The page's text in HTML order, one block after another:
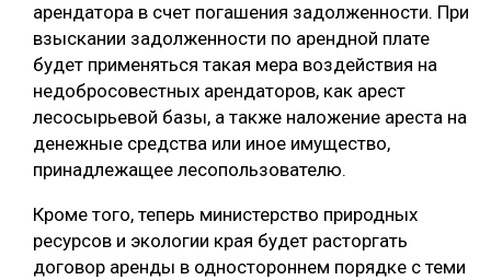
арендатора в счет погашения задолженности. При
взыскании задолженности по арендной плате
будет применяться такая мера воздействия на
недобросовестных арендаторов, как арест
лесосырьевой базы, а также наложение ареста на
денежные средства или иное имущество,
принадлежащее лесопользователю.
Кроме того, теперь министерство природных
ресурсов и экологии края будет расторгать
договор аренды в одностороннем порядке с теми